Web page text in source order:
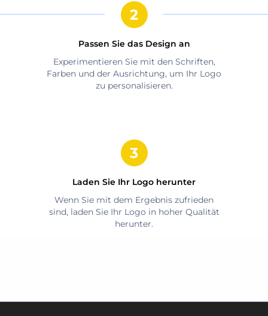
Passen Sie das Design an
Experimentieren Sie mit den Schriften,
Farben und der Ausrichtung, um Ihr Logo
zu personalisieren.
Laden Sie Ihr Logo herunter
Wenn Sie mit dem Ergebnis zufrieden
sind, laden Sie Ihr Logo in hoher Qualität
herunter.